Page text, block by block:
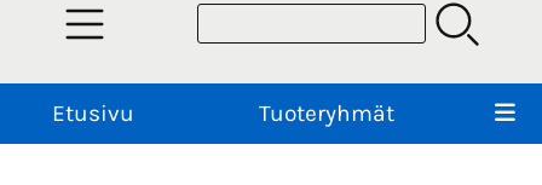
Etusivu Tuoteryhmät